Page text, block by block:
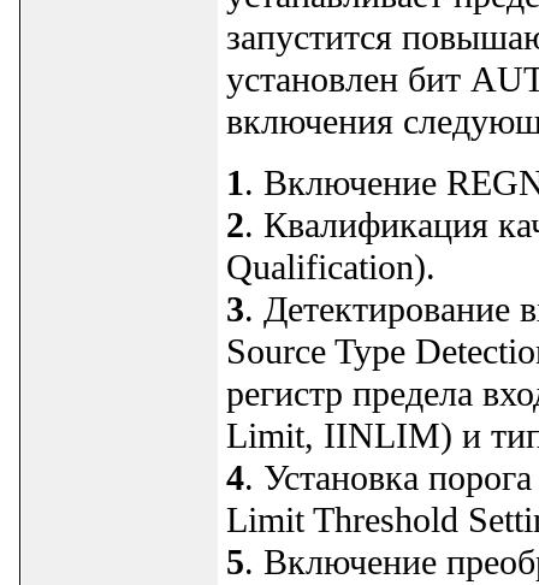
запустится
установлен бит
включения
1. Включение
2. Квалификация
Qualification).
3. Детектирование
Source Type
регистр предела
Limit, IINLIM) и тип
4. Установка
Limit Threshold
5. Включение